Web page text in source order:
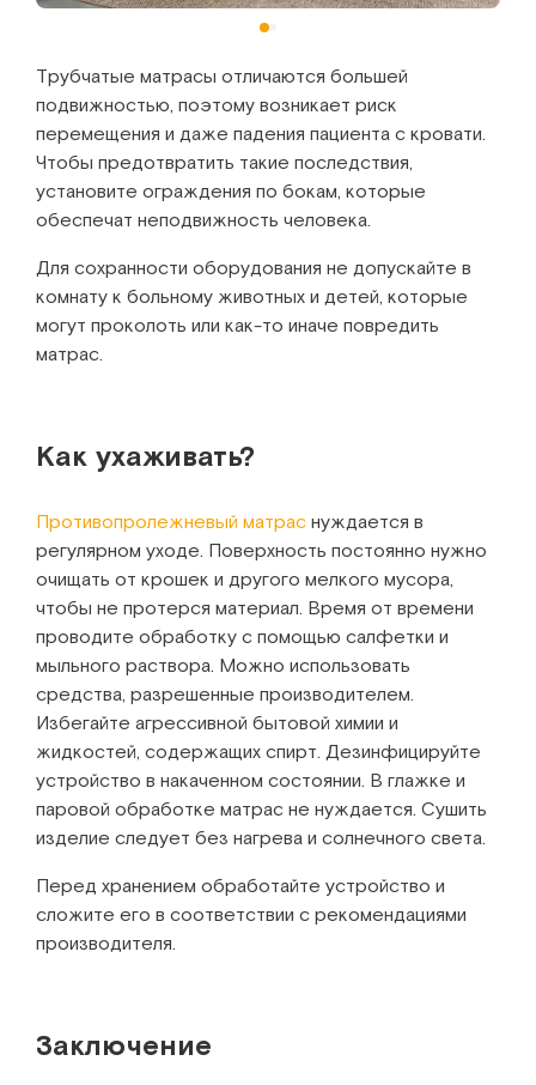
Трубчатые матрасы отличаются большей
подвижностью, поэтому возникает риск
перемещения и даже падения пациента с кровати.
Чтобы предотвратить такие последствия,
установите ограждения по бокам, которые
обеспечат неподвижность человека.
Для сохранности оборудования не допускайте в
комнату к больному животных и детей, которые
могут проколоть или как-то иначе повредить
матрас.
Как ухаживать?
Противопролежневый матрас нуждается в
регулярном уходе. Поверхность постоянно нужно
очищать от крошек и другого мелкого мусора,
чтобы не протерся материал. Время от времени
проводите обработку с помощью салфетки и
мыльного раствора. Можно использовать
средства, разрешенные производителем.
Избегайте агрессивной бытовой химии и
жидкостей, содержащих спирт. Дезинфицируйте
устройство в накаченном состоянии. В глажке и
паровой обработке матрас не нуждается. Сушить
изделие следует без нагрева и солнечного света.
Перед хранением обработайте устройство и
сложите его в соответствии с рекомендациями
производителя.
Заключение